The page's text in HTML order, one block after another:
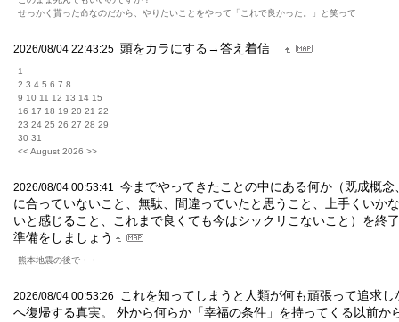
せっかく貰った命なのだから、やりたいことをやって「これで良かった。」と笑って
2026/08/04 22:43:25 頭をカラにする→答え着信
1
2 3 4 5 6 7 8
9 10 11 12 13 14 15
16 17 18 19 20 21 22
23 24 25 26 27 28 29
30 31
<< August 2026 >>
2026/08/04 00:53:41
今までやってきたことの中にある何か（既成概
に合っていないこと、無駄、間違っていたと思うこと、上手くいか
いと感じること、これまで良くても今はシックリこないこと）を終
準備をしましょう
熊本地震の後で・・
2026/08/04 00:53:26
これを知ってしまうと人類が何も頑張って追求
へ復帰する真実。 外から何らか「幸福の条件」を持ってくる以前か